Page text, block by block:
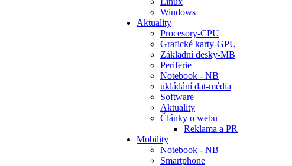
Windows
Aktuality
Procesory-CPU
Grafické karty-GPU
Základní desky-MB
Periferie
Notebook - NB
ukládání dat-média
Software
Aktuality
Články o webu
Reklama a PR
Mobility
Notebook - NB
Smartphone